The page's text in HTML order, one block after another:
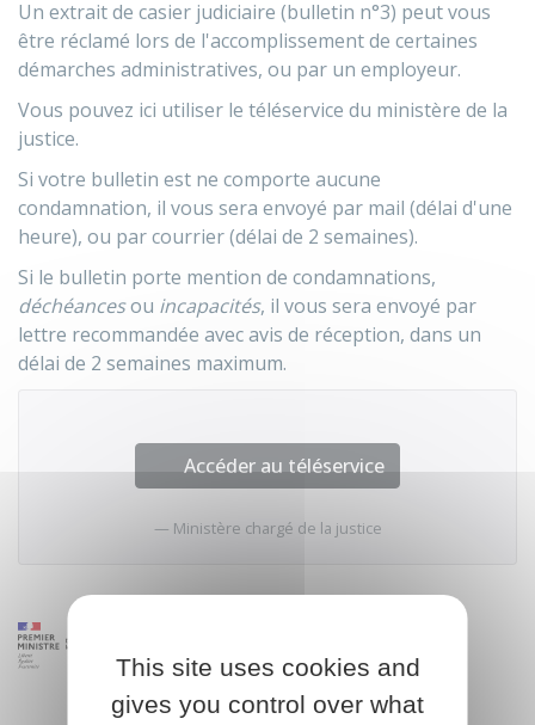
Un extrait de casier judiciaire (bulletin n°3) peut vous
être réclamé lors de l'accomplissement de certaines
démarches administratives, ou par un employeur.
Vous pouvez ici utiliser le téléservice du ministère de la
justice.
Si votre bulletin est ne comporte aucune
condamnation, il vous sera envoyé par mail (délai d'une
heure), ou par courrier (délai de 2 semaines).
Si le bulletin porte mention de condamnations,
déchéancesou incapacités, il vous sera envoyé par
lettre recommandée avec avis de réception, dans un
délai de 2 semaines maximum.
Accéder au téléservice
Ministère chargé de la justice
This site uses cookies and
gives you control over what